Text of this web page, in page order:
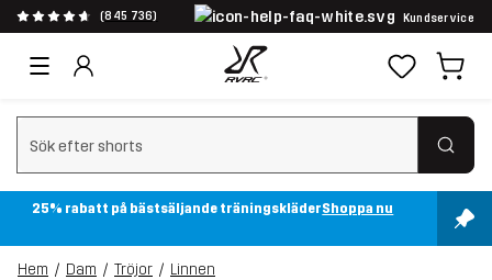
(845 736) Kundservice
Rensa sök
25% rabatt på bästsäljande träningskläderShoppa nu
Hem Dam Tröjor Linnen